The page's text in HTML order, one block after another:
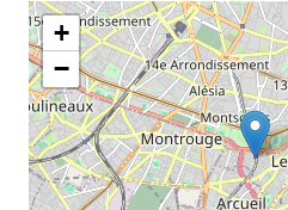
+
−